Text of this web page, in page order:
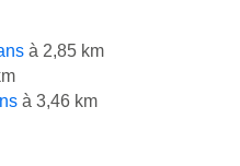
à 2,85 km
à 3,46 km